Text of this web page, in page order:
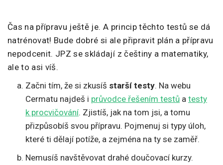
Čas na přípravu ještě je. A princip těchto testů se dá
natrénovat! Bude dobré si ale připravit plán a přípravu
nepodcenit. JPZ se skládají z češtiny a matematiky,
ale to asi víš.
Začni tím, že si zkusíš starší testy. Na webu
Cermatu najdeš i průvodce řešením testů a testy
k procvičování. Zjistíš, jak na tom jsi, a tomu
přizpůsobíš svou přípravu. Pojmenuj si typy úloh,
které ti dělají potíže, a zejména na ty se zaměř.
Nemusíš navštěvovat drahé doučovací kurzy.